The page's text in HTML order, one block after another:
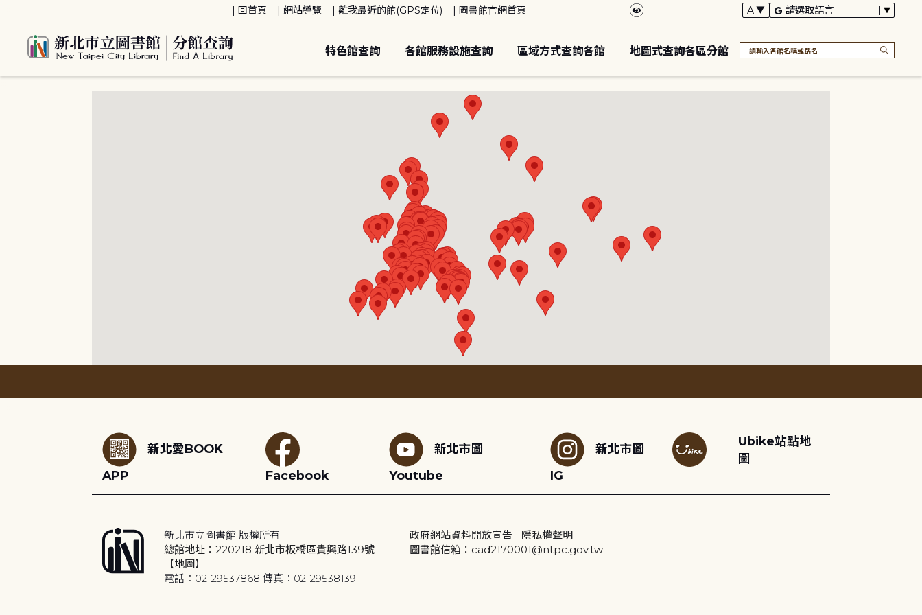
回首頁 網站導覽 離我最近的館(GPS定位) 圖書館官網首頁
特色館查詢 各館服務設施查詢 區域方式查詢各館 地圖式查詢各區分館
新北愛BOOK
APP
Facebook
新北市圖
Youtube
新北市圖
IG
Ubike站點地
圖
新北市立圖書館 版權所有
總館地址：220218 新北市板橋區貴興路139號
【地圖】
電話：02-29537868 傳真：02-29538139
政府網站資料開放宣告 | 隱私權聲明
圖書館信箱：cad2170001@ntpc.gov.tw